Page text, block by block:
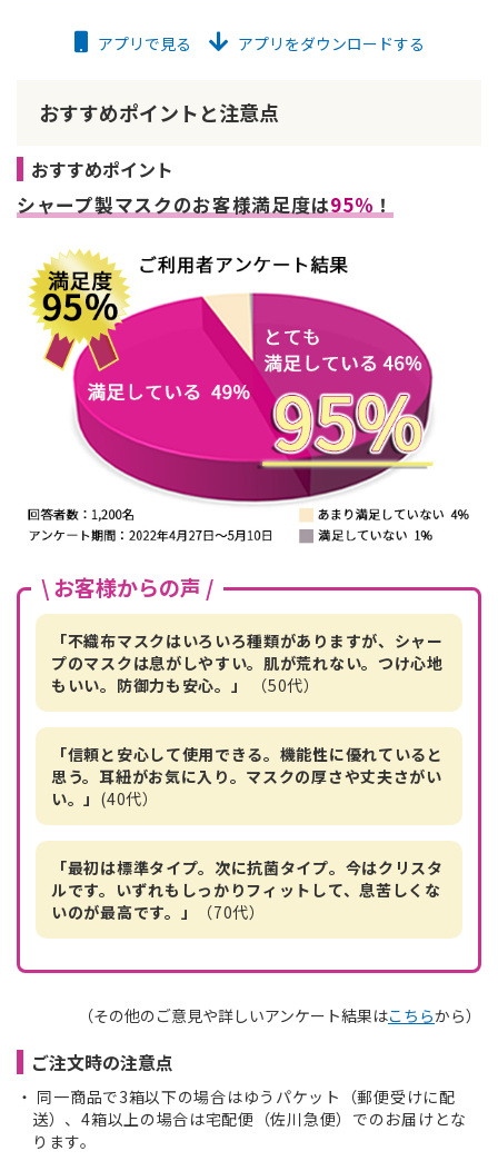
アプリで見る アプリをダウンロードする
おすすめポイントと注意点
おすすめポイント
シャープ製マスクのお客様満足度は95％ ！
\ お客様からの声 /
「不織布マスクはいろいろ種類がありますが、シャー
プのマスクは息がしやすい。肌が荒れない。つけ心地
もいい。防御力も安心。」
（50代）
「信頼と安心して使用できる。機能性に優れていると
思う。耳紐がお気に入り。マスクの厚さや丈夫さがい
い。」 (40代）
「最初は標準タイプ。次に抗菌タイプ。今はクリスタ
ルです。いずれもしっかりフィットして、息苦しくな
いのが最高です。」
（70代）
（その他のご意見や詳しいアンケート結果はこちらから）
ご注文時の注意点
同一商品で3箱以下の場合はゆうパケット（郵便受けに配
送）、4箱以上の場合は宅配便（佐川急便）でのお届けとな
ります。